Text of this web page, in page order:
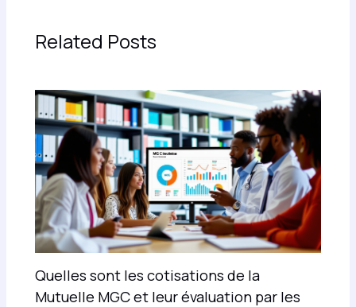
Related Posts
Quelles sont les cotisations de la
Mutuelle MGC et leur évaluation par les